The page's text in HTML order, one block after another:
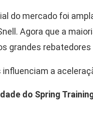
do mercado foi
Agora que a
grandes
a
do Spring